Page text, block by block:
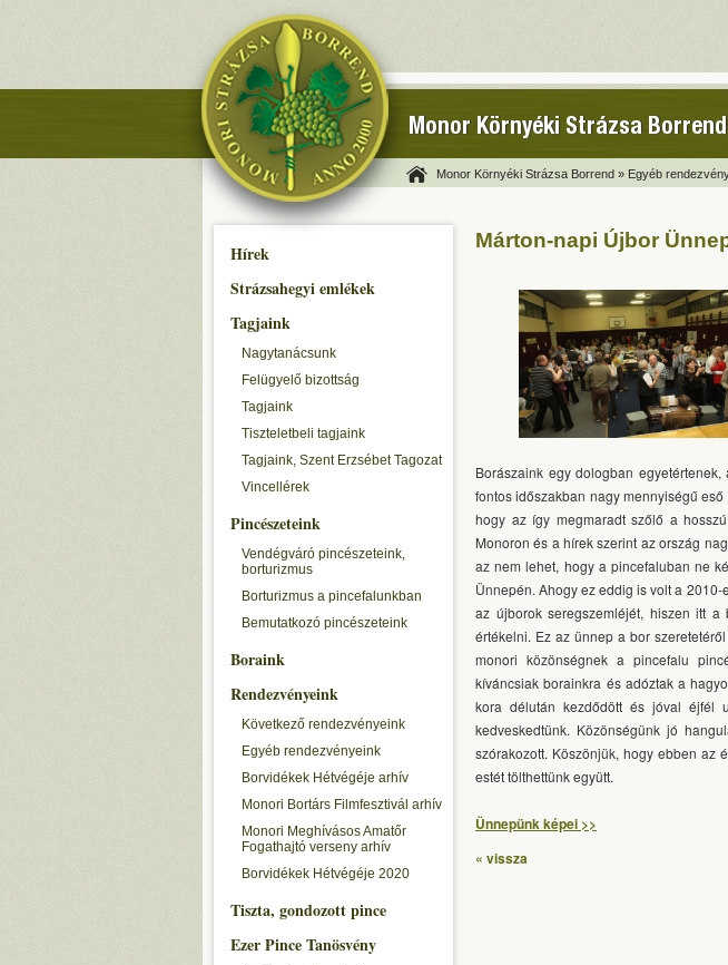
Monor Környéki Strázsa Borrend
Monor Környéki Strázsa Borrend » Egyéb
Hírek
Strázsahegyi emlékek
Tagjaink
Nagytanácsunk
Felügyelő bizottság
Tagjaink
Tiszteletbeli tagjaink
Tagjaink, Szent Erzsébet Tagozat
Vincellérek
Pincészeteink
Vendégváró pincészeteink,
borturizmus
Borturizmus a pincefalunkban
Bemutatkozó pincészeteink
Boraink
Rendezvényeink
Következő rendezvényeink
Egyéb rendezvényeink
Borvidékek Hétvégéje arhív
Monori Bortárs Filmfesztivál arhív
Monori Meghívásos Amatőr
Fogathajtó verseny arhív
Borvidékek Hétvégéje 2020
Tiszta, gondozott pince
Ezer Pince Tanösvény
Márton-napi Újbor
Borászaink egy dologban
fontos időszakban nagy mennyiségű
hogy az így megmaradt szőlő a
Monoron és a hírek szerint az ország
az nem lehet, hogy a pincefaluban ne
Ünnepén. Ahogy ez eddig is volt a
az újborok seregszemléjét, hiszen itt
értékelni. Ez az ünnep a bor
monori közönségnek a pincefalu
kíváncsiak borainkra és adóztak a
kora délután kezdődött és jóval éjfél
kedveskedtünk. Közönségünk jó
szórakozott. Köszönjük, hogy ebben az
estét tölthettünk együtt.
Ünnepünk képei >>
« vissza